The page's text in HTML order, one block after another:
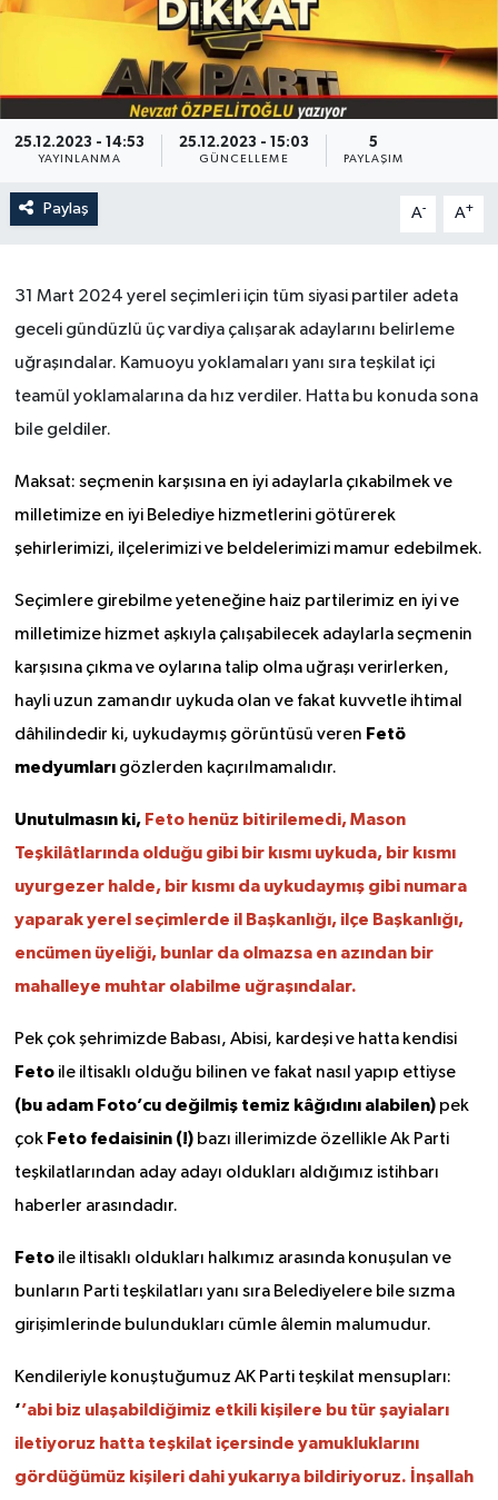
25.12.2023 - 14:53
YAYINLANMA
25.12.2023 - 15:03
GÜNCELLEME
5
PAYLAŞIM
Paylaş A- A+
31 Mart 2024 yerel seçimleri için tüm siyasi partiler adeta
geceli gündüzlü üç vardiya çalışarak adaylarını belirleme
uğraşındalar. Kamuoyu yoklamaları yanı sıra teşkilat içi
teamül yoklamalarına da hız verdiler. Hatta bu konuda sona
bile geldiler.
Maksat: seçmenin karşısına en iyi adaylarla çıkabilmek ve
milletimize en iyi Belediye hizmetlerini götürerek
şehirlerimizi, ilçelerimizi ve beldelerimizi mamur edebilmek.
Seçimlere girebilme yeteneğine haiz partilerimiz en iyi ve
milletimize hizmet aşkıyla çalışabilecek adaylarla seçmenin
karşısına çıkma ve oylarına talip olma uğraşı verirlerken,
hayli uzun zamandır uykuda olan ve fakat kuvvetle ihtimal
dâhilindedir ki, uykudaymış görüntüsü veren Fetö
medyumlarıgözlerden kaçırılmamalıdır.
Unutulmasın ki, Feto henüz bitirilemedi, Mason
Teşkilâtlarında olduğu gibi bir kısmı uykuda, bir kısmı
uyurgezer halde, bir kısmı da uykudaymış gibi numara
yaparak yerel seçimlerde il Başkanlığı, ilçe Başkanlığı,
encümen üyeliği, bunlar da olmazsa en azından bir
mahalleye muhtar olabilme uğraşındalar.
Pek çok şehrimizde Babası, Abisi, kardeşi ve hatta kendisi
Feto ile iltisaklı olduğu bilinen ve fakat nasıl yapıp ettiyse
(bu adam Foto’cu değilmiş temiz kâğıdını alabilen)pek
çok Feto fedaisinin (!)bazı illerimizde özellikle Ak Parti
teşkilatlarından aday adayı oldukları aldığımız istihbarı
haberler arasındadır.
Feto ile iltisaklı oldukları halkımız arasında konuşulan ve
bunların Parti teşkilatları yanı sıra Belediyelere bile sızma
girişimlerinde bulundukları cümle âlemin malumudur.
Kendileriyle konuştuğumuz AK Parti teşkilat mensupları:
‘’abi biz ulaşabildiğimiz etkili kişilere bu tür şayiaları
iletiyoruz hatta teşkilat içersinde yamukluklarını
gördüğümüz kişileri dahi yukarıya bildiriyoruz. İnşallah